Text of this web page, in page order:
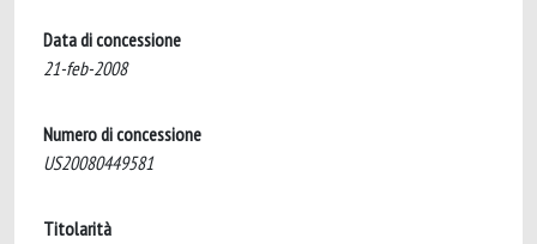
Data di concessione
21-feb-2008
Numero di concessione
US20080449581
Titolarità